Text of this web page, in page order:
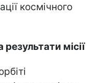
космічного
місії